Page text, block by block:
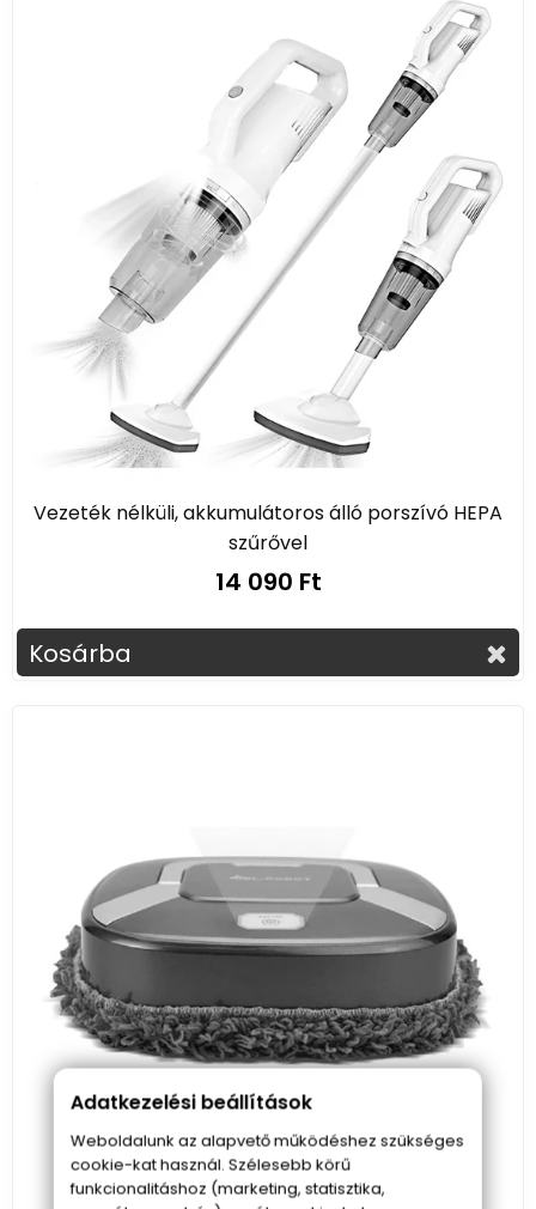
Vezeték nélküli, akkumulátoros álló porszívó HEPA
szűrővel
14 090 Ft
Kosárba
Adatkezelési beállítások
Weboldalunk az alapvető működéshez szükséges
cookie-kat használ. Szélesebb körű
funkcionalitáshoz (marketing, statisztika,